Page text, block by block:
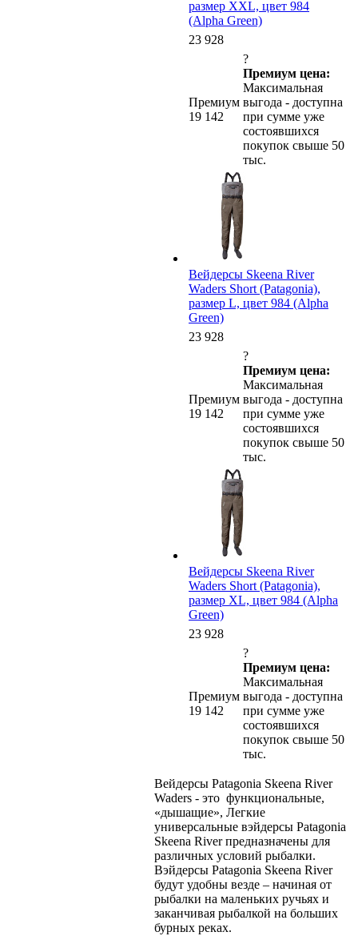
размер XXL, цвет 984
(Alpha Green)
23 928
Премиум
19 142
?
Премиум цена:
Максимальная
выгода - доступна
при сумме уже
состоявшихся
покупок свыше 50
тыс.
Вейдерсы Skeena River
Waders Short (Patagonia),
размер L, цвет 984 (Alpha
Green)
23 928
Премиум
19 142
?
Премиум цена:
Максимальная
выгода - доступна
при сумме уже
состоявшихся
покупок свыше 50
тыс.
Вейдерсы Skeena River
Waders Short (Patagonia),
размер XL, цвет 984 (Alpha
Green)
23 928
Премиум
19 142
?
Премиум цена:
Максимальная
выгода - доступна
при сумме уже
состоявшихся
покупок свыше 50
тыс.
Вейдерсы Patagonia Skeena River
Waders - это функциональные,
«дышащие», Легкие
универсальные вэйдерсы Patagonia
Skeena River предназначены для
различных условий рыбалки.
Вэйдерсы Patagonia Skeena River
будут удобны везде – начиная от
рыбалки на маленьких ручьях и
заканчивая рыбалкой на больших
бурных реках.